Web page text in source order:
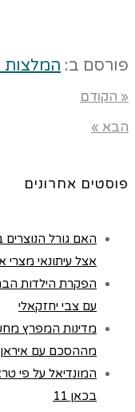
פורסם ב: המלצות
« הקודם
הבא »
פוסטים אחרונים
האם גורל הנוצרים
אצל עיתונאי מצרי
הפקרת הילדות
עם צבי יחזקאלי
מדינות המפרץ
מההסכם עם איראן
המונדיאל על פי
בכאן 11